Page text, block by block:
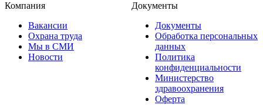
Компания
Вакансии
Охрана труда
Мы в СМИ
Новости
Документы
Документы
Обработка персональных
данных
Политика
конфиденциальности
Министерство
здравоохранения
Оферта